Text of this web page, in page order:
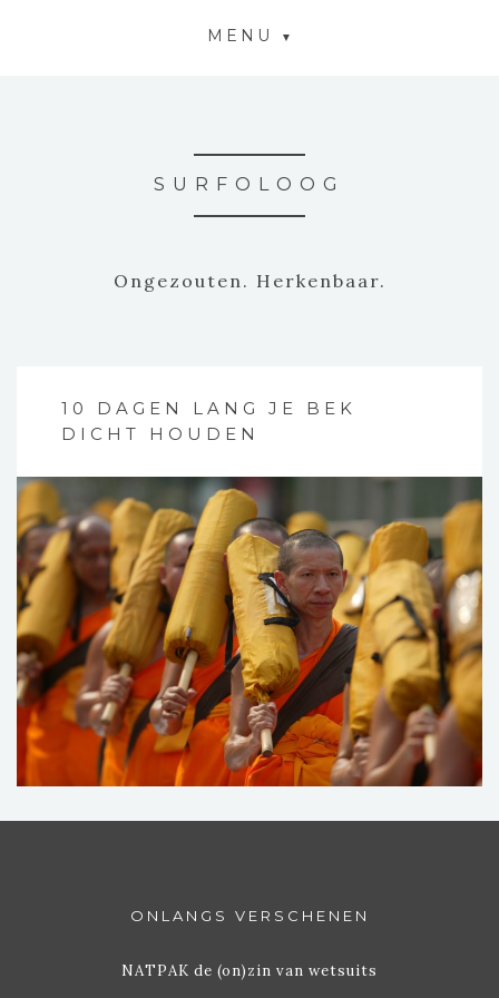
MENU
SURFOLOOG
Ongezouten. Herkenbaar.
10 DAGEN LANG JE BEK
DICHT HOUDEN
ONLANGS VERSCHENEN
NATPAK de (on)zin van wetsuits